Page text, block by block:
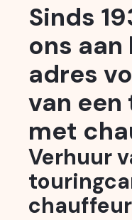
Sinds
ons
adres
van
met
Verhuur
chauffeur